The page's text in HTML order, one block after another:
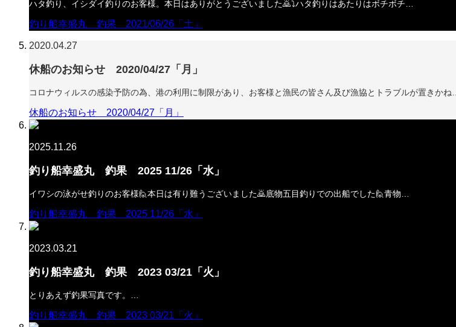
ハタ釣り、イシダイ釣りのお客様。本日はありがとうございました🙇⤵️ハタ釣りはあたりはボチボチ…
釣り船幸盛丸 釣果 2021/06/26「土」
2020.04.27
休船のお知らせ 2020/04/27「月」
コロナウィルスの感染予防の為、港の利用に制限があり、お客様と漁民の皆さん及び漁協とトラブルが置きかね…
休船のお知らせ 2020/04/27「月」
2025.11.26
釣り船幸盛丸 釣果 2025 11/26「水」
イワシの泳がせ釣りのお客様🙋本日は有り難うございました🙇底物五目釣りでの出船でした🙋青物…
釣り船幸盛丸 釣果 2025 11/26「水」
2023.03.21
釣り船幸盛丸 釣果 2023 03/21「火」
とりあえず釣果写真です。…
釣り船幸盛丸 釣果 2023 03/21「火」